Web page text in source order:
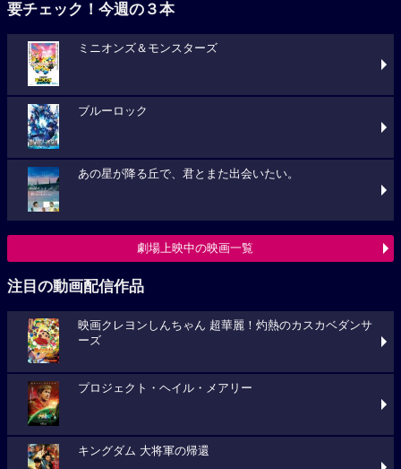
要チェック！今週の３本
ミニオンズ＆モンスターズ
ブルーロック
あの星が降る丘で、君とまた出会いたい。
劇場上映中の映画一覧
注目の動画配信作品
映画クレヨンしんちゃん 超華麗！灼熱のカスカベダンサ
ーズ
プロジェクト・ヘイル・メアリー
キングダム 大将軍の帰還